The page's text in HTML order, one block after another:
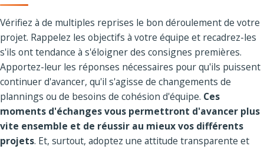
Vérifiez à de multiples reprises le bon déroulement de votre
projet. Rappelez les objectifs à votre équipe et recadrez-les
s'ils ont tendance à s'éloigner des consignes premières.
Apportez-leur les réponses nécessaires pour qu'ils puissent
continuer d'avancer, qu'il s'agisse de changements de
plannings ou de besoins de cohésion d'équipe. Ces
moments d'échanges vous permettront d'avancer plus
vite ensemble et de réussir au mieux vos différents
projets. Et, surtout, adoptez une attitude transparente et